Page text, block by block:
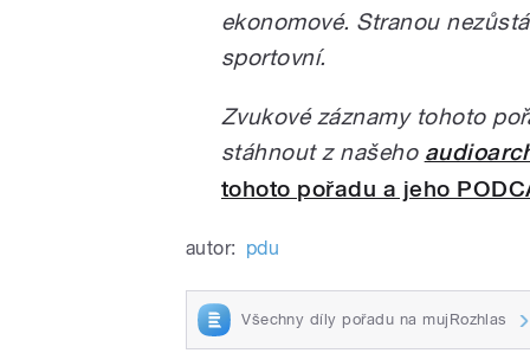
ekonomové. Stranou
sportovní.
Zvukové záznamy tohoto
stáhnout z našeho
tohoto pořadu a jeho
autor: pdu
Všechny díly pořadu na mujRozhlas